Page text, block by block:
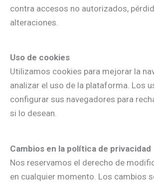
contra accesos no autorizados,
alteraciones.
Uso de cookies
Utilizamos cookies para mejorar la
analizar el uso de la plataforma. Los
configurar sus navegadores para
si lo desean.
Cambios en la política de privacidad
Nos reservamos el derecho de
en cualquier momento. Los cambios